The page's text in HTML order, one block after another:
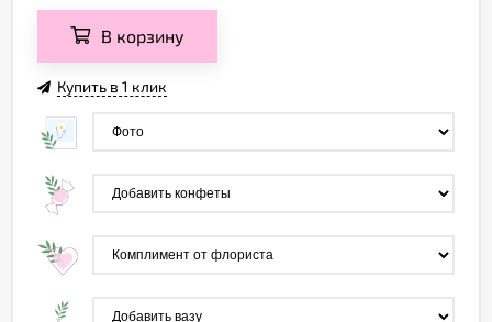
В корзину
Купить в 1 клик